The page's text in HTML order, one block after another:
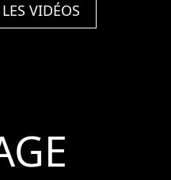
VIDÉOS